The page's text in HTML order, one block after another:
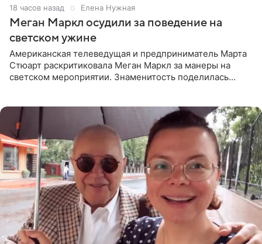
18 часов назад Елена Нужная
Меган Маркл осудили за поведение на
светском ужине
Американская телеведущая и предприниматель Марта
Стюарт раскритиковала Меган Маркл за манеры на
светском мероприятии. Знаменитость поделилась